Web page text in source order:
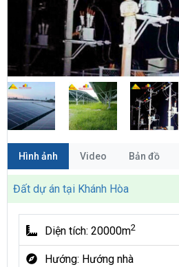
Hình ảnh Video Bản đồ
Đất dự án tại Khánh Hòa
Diện tích: 20000m2
Hướng: Hướng nhà